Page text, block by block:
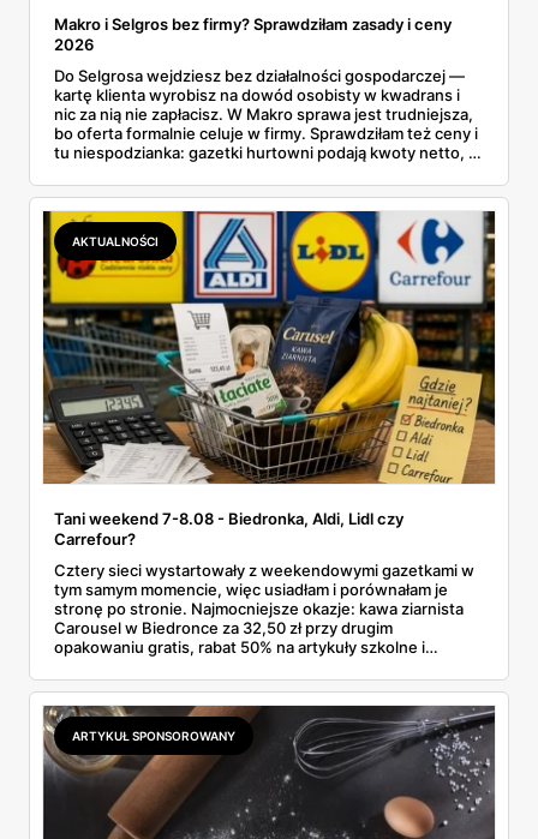
Makro i Selgros bez firmy? Sprawdziłam zasady i ceny
2026
Do Selgrosa wejdziesz bez działalności gospodarczej —
kartę klienta wyrobisz na dowód osobisty w kwadrans i
nic za nią nie zapłacisz. W Makro sprawa jest trudniejsza,
bo oferta formalnie celuje w firmy. Sprawdziłam też ceny i
tu niespodzianka: gazetki hurtowni podają kwoty netto, a
zawsze wygrywa — ta sama kawa ziarnista kosztuje w
Makro ponad dwa razy więcej niż w weekendowej
promocji dyskontu.
AKTUALNOŚCI
Tani weekend 7-8.08 - Biedronka, Aldi, Lidl czy
Carrefour?
Cztery sieci wystartowały z weekendowymi gazetkami w
tym samym momencie, więc usiadłam i porównałam je
stronę po stronie. Najmocniejsze okazje: kawa ziarnista
Carousel w Biedronce za 32,50 zł przy drugim
opakowaniu gratis, rabat 50% na artykuły szkolne i
2,99 zł za kilogram, ale wyłącznie w sobotę z aplikacją. Aldi
odpowiada masłem za 2,99 zł. Werdykt w skrócie:
najwięcej wyciśniesz z Biedronki, po świeże warzywa jedź
do Aldi.
ARTYKUŁ SPONSOROWANY